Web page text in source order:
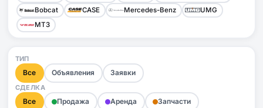
Bobcat
CASE Mercedes-Benz
UMG
МТЗ
ТИП
Все Объявления Заявки
СДЕЛКА
Все Продажа Аренда Запчасти